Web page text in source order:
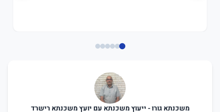
משכנתא גורו - ייעוץ משכנתא עם יועץ משכנתא רישרד